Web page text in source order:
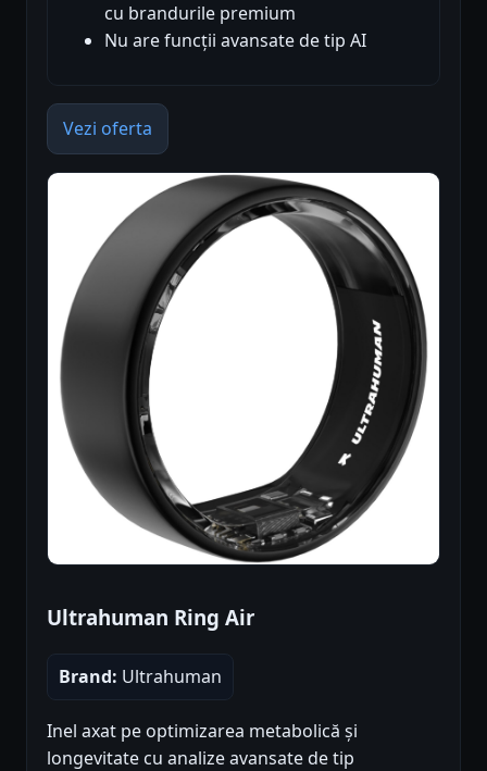
cu brandurile premium
Nu are funcții avansate de tip AI
Vezi oferta
Ultrahuman Ring Air
Brand: Ultrahuman
Inel axat pe optimizarea metabolică și
longevitate cu analize avansate de tip